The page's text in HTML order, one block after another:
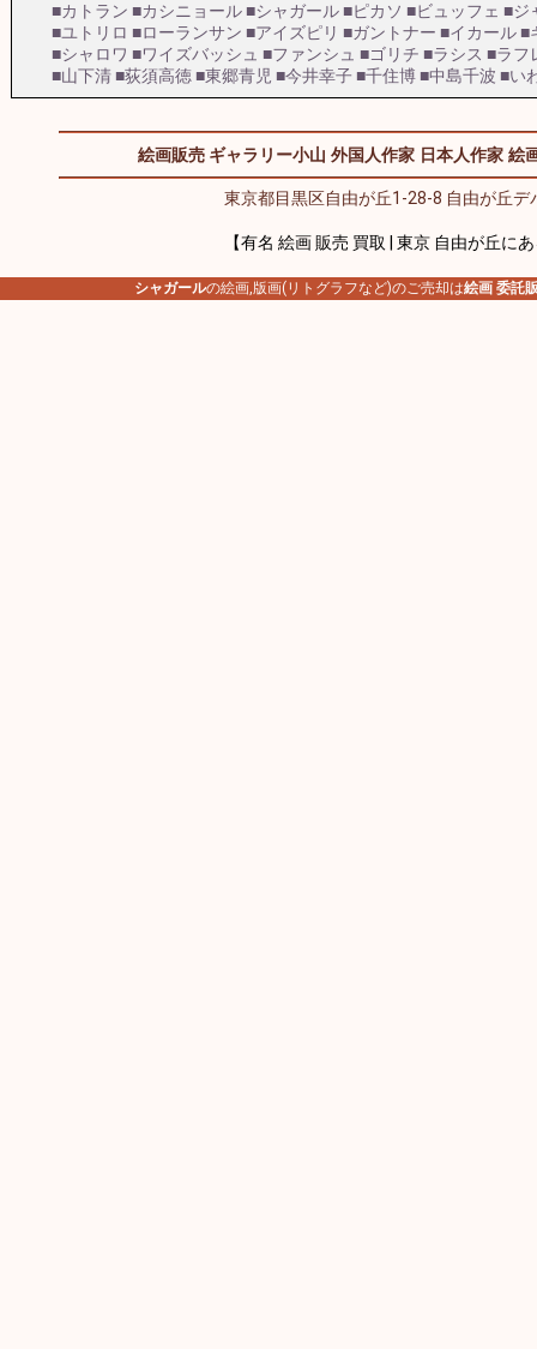
■カトラン ■カシニョール■シャガール■ピカソ ■ビュッフェ ■ジ
■ユトリロ ■ローランサン ■アイズピリ ■ガントナー ■イカール■
■シャロワ ■ワイズバッシュ ■ファンシュ ■ゴリチ ■ラシス ■ラフ
■山下清■荻須高徳■東郷青児 ■今井幸子■千住博■中島千波 ■い
絵画販売 ギャラリー小山 外国人作家 日本人作家 絵
東京都目黒区自由が丘1-28-8 自由が丘デ
【有名 絵画 販売 買取 | 東京 自由が丘に
シャガールの絵画,版画(リトグラフなど)のご売却は絵画 委託